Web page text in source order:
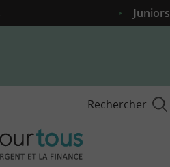
Juniors
Rechercher
finance